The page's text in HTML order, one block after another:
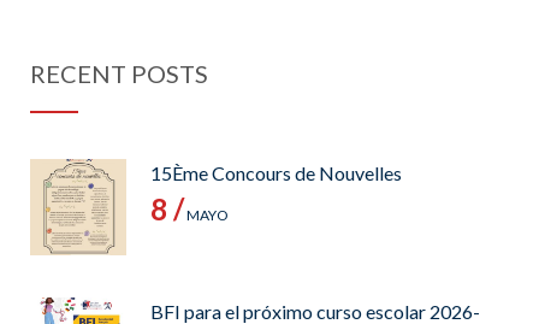
RECENT POSTS
15Ème Concours de Nouvelles
8 /MAYO
BFI para el próximo curso escolar 2026-